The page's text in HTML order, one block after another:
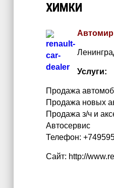
ХИМКИ
Услуги:
Продажа
Продажа новых
Продажа з/ч и
Автосервис
Телефон:
Сайт: http://